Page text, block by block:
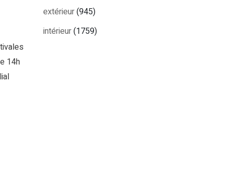
14h
extérieur(945)
intérieur(1759)